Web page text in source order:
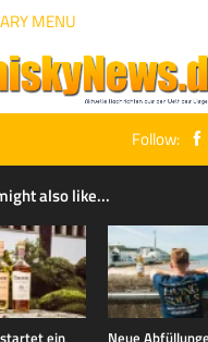
MENU
Follow:
also like...
ein
Neue